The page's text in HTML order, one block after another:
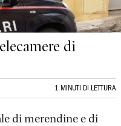
di
1 MINUTI DI LETTURA
di merendine e di